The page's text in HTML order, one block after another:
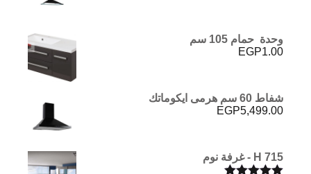
وحدة حمام 105 سم
EGP1.00
شفاط 60 سم هرمى ايكوماتك
EGP5,499.00
H 715 - غرفة نوم